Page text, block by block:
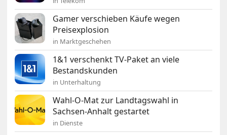
Gamer verschieben Käufe wegen
Preisexplosion
in Marktgeschehen
1&1 verschenkt TV-Paket an viele
Bestandskunden
in Unterhaltung
Wahl-O-Mat zur Landtagswahl in
Sachsen-Anhalt gestartet
in Dienste